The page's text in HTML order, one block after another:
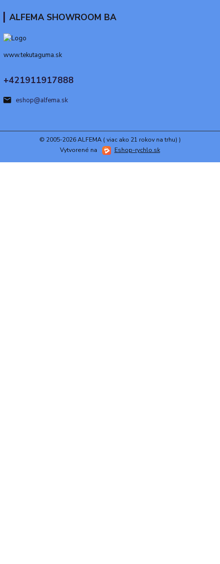
ALFEMA SHOWROOM BA
www.tekutaguma.sk
+421911917888
eshop@alfema.sk
© 2005-2026 ALFEMA ( viac ako 21 rokov na trhu) )
Vytvorené na
Eshop-rychlo.sk